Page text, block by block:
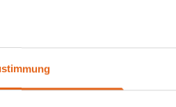
verschiedene
von Gebäudehüllen sowie die
aktuelle Maßnahmen im
auch